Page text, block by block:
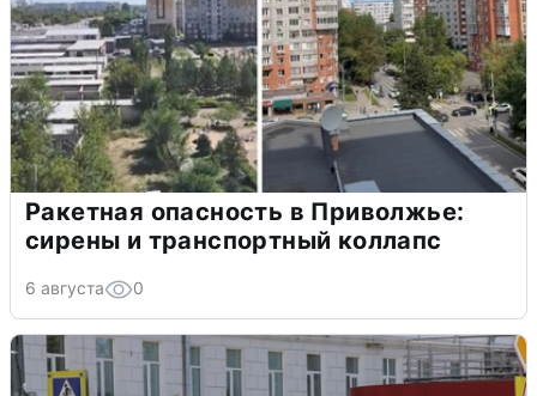
Ракетная опасность в Приволжье:
сирены и транспортный коллапс
6 августа 0